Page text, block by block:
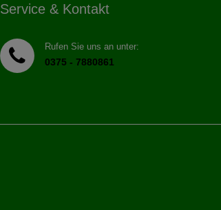
Service & Kontakt
Rufen Sie uns an unter:
0375 - 7880861